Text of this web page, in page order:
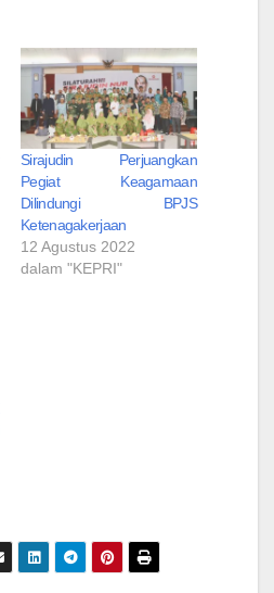
Sirajudin Perjuangkan
Pegiat Keagamaan
Dilindungi BPJS
Ketenagakerjaan
12 Agustus 2022
dalam "KEPRI"